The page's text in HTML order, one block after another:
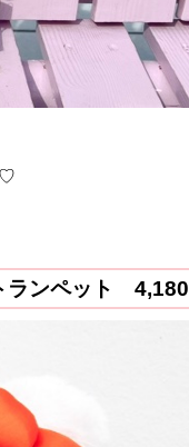
♡
ンペット 4,180